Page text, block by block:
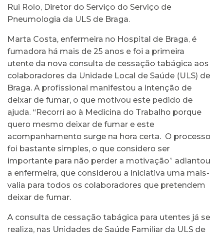
Rui Rolo, Diretor do Serviço do Serviço de
Pneumologia da ULS de Braga.
Marta Costa, enfermeira no Hospital de Braga, é
fumadora há mais de 25 anos e foi a primeira
utente da nova consulta de cessação tabágica aos
colaboradores da Unidade Local de Saúde (ULS) de
Braga. A profissional manifestou a intenção de
deixar de fumar, o que motivou este pedido de
ajuda. “Recorri ao à Medicina do Trabalho porque
quero mesmo deixar de fumar e este
acompanhamento surge na hora certa. O processo
foi bastante simples, o que considero ser
importante para não perder a motivação” adiantou
a enfermeira, que considerou a iniciativa uma mais-
valia para todos os colaboradores que pretendem
deixar de fumar.
A consulta de cessação tabágica para utentes já se
realiza, nas Unidades de Saúde Familiar da ULS de